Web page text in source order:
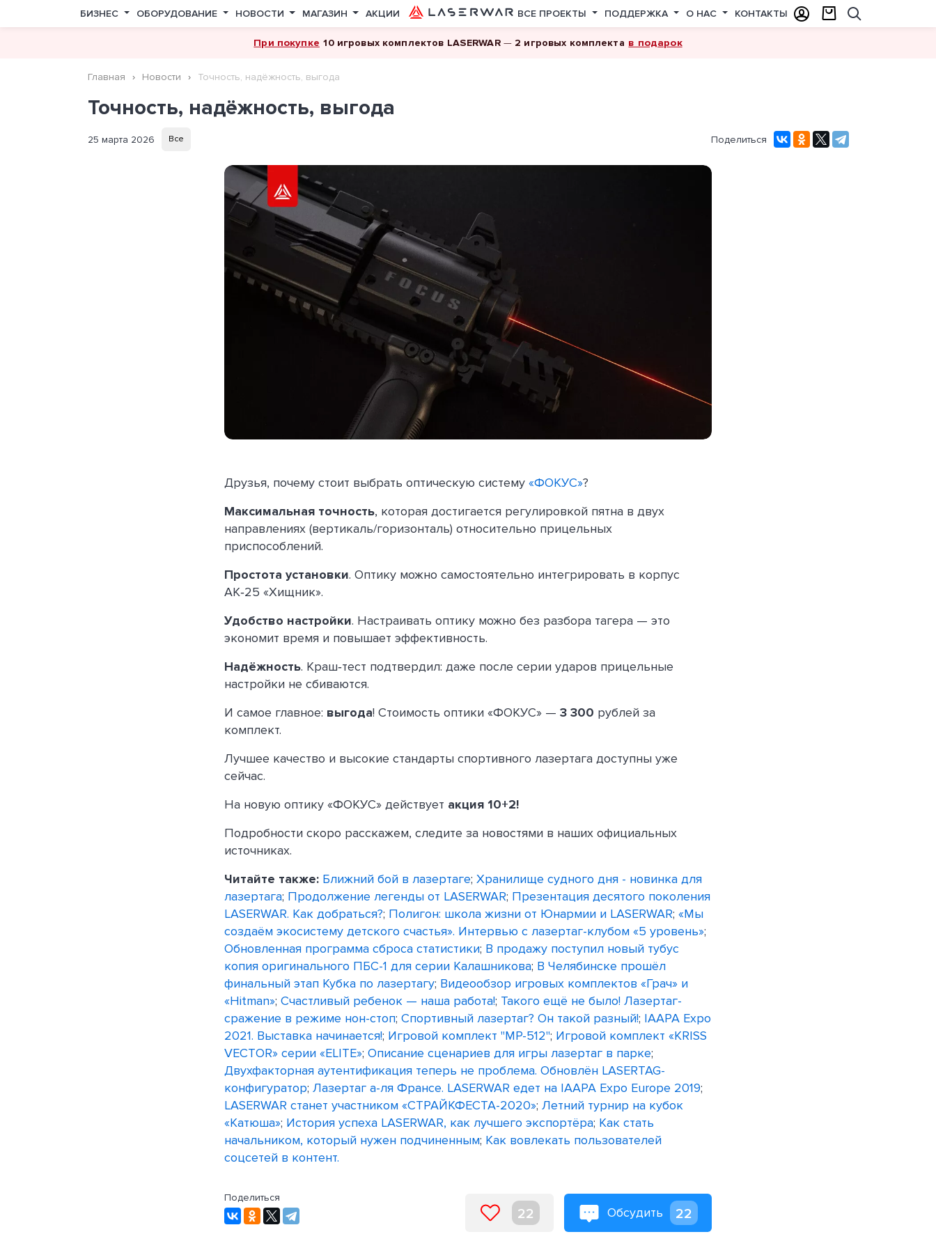
БИЗНЕС ОБОРУДОВАНИЕ НОВОСТИ МАГАЗИН АКЦИИ ВСЕ ПРОЕКТЫ ПОДДЕРЖКА О НАС КОНТАКТЫ
При покупке 10 игровых комплектов LASERWAR— 2 игровых комплекта в подарок
Главная Новости Точность, надёжность, выгода
Точность, надёжность, выгода
25 марта 2026 Все Поделиться
Друзья, почему стоит выбрать оптическую систему «ФОКУС»?
Максимальная точность, которая достигается регулировкой пятна в двух
направлениях (вертикаль/горизонталь) относительно прицельных
приспособлений.
Простота установки. Оптику можно самостоятельно интегрировать в корпус
АК‑25 «Хищник».
Удобство настройки. Настраивать оптику можно без разбора тагера — это
экономит время и повышает эффективность.
Надёжность. Краш‑тест подтвердил: даже после серии ударов прицельные
настройки не сбиваются.
И самое главное: выгода! Стоимость оптики «ФОКУС» — 3 300 рублей за
комплект.
Лучшее качество и высокие стандарты спортивного лазертага доступны уже
сейчас.
На новую оптику «ФОКУС» действует акция 10+2!
Подробности скоро расскажем, следите за новостями в наших официальных
источниках.
Читайте также: Ближний бой в лазертаге; Хранилище судного дня - новинка для
лазертага; Продолжение легенды от LASERWAR; Презентация десятого поколения
LASERWAR. Как добраться?; Полигон: школа жизни от Юнармии и LASERWAR; «Мы
создаём экосистему детского счастья». Интервью с лазертаг-клубом «5 уровень»;
Обновленная программа сброса статистики; В продажу поступил новый тубус
копия оригинального ПБС-1 для серии Калашникова; В Челябинске прошёл
финальный этап Кубка по лазертагу; Видеообзор игровых комплектов «Грач» и
«Hitman»; Счастливый ребенок — наша работа!; Такого ещё не было! Лазертаг-
сражение в режиме нон-стоп; Спортивный лазертаг? Он такой разный!; IAAPA Expo
2021. Выставка начинается!; Игровой комплект "МР-512"; Игровой комплект «KRISS
VECTOR» серии «ELITE»; Описание сценариев для игры лазертаг в парке;
Двухфакторная аутентификация теперь не проблема. Обновлён LASERTAG-
конфигуратор; Лазертаг а-ля Франсе. LASERWAR едет на IAAPA Expo Europe 2019;
LASERWAR станет участником «СТРАЙКФЕСТА-2020»; Летний турнир на кубок
«Катюша»; История успеха LASERWAR, как лучшего экспортёра; Как стать
начальником, который нужен подчиненным; Как вовлекать пользователей
соцсетей в контент.
Поделиться
22 Обсудить 22